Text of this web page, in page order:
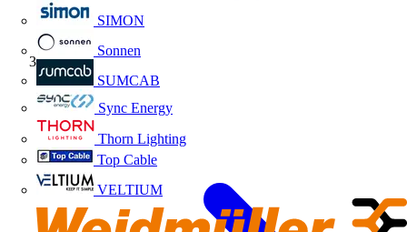
SIMON
Sonnen
SUMCAB
Sync Energy
Thorn Lighting
Top Cable
VELTIUM
Índice